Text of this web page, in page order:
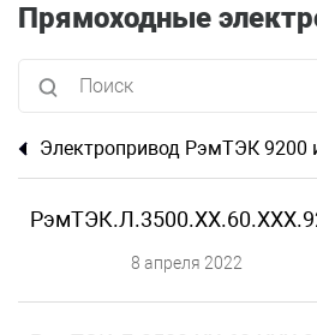
Прямоходные
Электропривод РэмТЭК 9200
8 апреля 2022